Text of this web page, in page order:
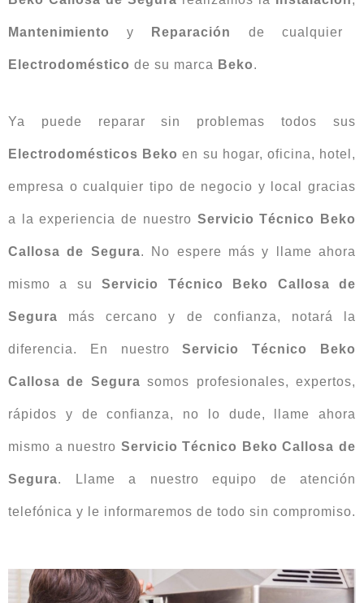
Mantenimientoy Reparación de cualquier
Electrodoméstico de su marca Beko.
Ya puede reparar sin problemas todos sus
Electrodomésticos Beko en su hogar, oficina, hotel,
empresa o cualquier tipo de negocio y local gracias
a la experiencia de nuestro Servicio Técnico Beko
Callosa de Segura. No espere más y llame ahora
mismo a suServicio Técnico Beko Callosa de
Segura más cercano y de confianza, notará la
diferencia. En nuestroServicio Técnico Beko
Callosa de Segura somos profesionales, expertos,
rápidos y de confianza, no lo dude, llame ahora
mismo a nuestro Servicio Técnico Beko Callosa de
Segura. Llame a nuestro equipo de atención
telefónica y le informaremos de todo sin compromiso.